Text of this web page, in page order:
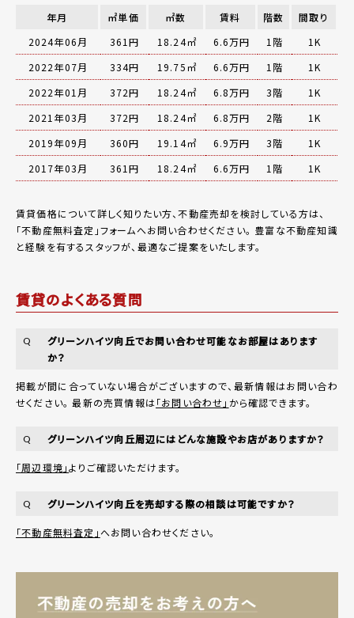
年月 ㎡単価 ㎡数 賃料 階数
間取り
2024年06月
361円 18.24㎡ 6.6万円 1階
1K
2022年07月
334円 19.75㎡ 6.6万円 1階
1K
2022年01月
372円 18.24㎡ 6.8万円 3階
1K
2021年03月
372円 18.24㎡ 6.8万円 2階
1K
2019年09月
360円 19.14㎡ 6.9万円 3階
1K
2017年03月
361円 18.24㎡ 6.6万円 1階 1K
賃貸価格について詳しく知りたい方、不動産売却を検討している方は、
「不動産無料査定 」フォームへお問い合わせください。 豊富な不動産知識
と経験を有するスタッフが、最適なご提案をいたします。
賃貸のよくある質問
Q
グリーンハイツ向丘でお問い合わせ可能なお部屋はあります
か？
掲載が間に合っていない場合がございますので、最新情報はお問い合わ
せください。 最新の売買情報は「お問い合わせ」 から確認できます。
Q グリーンハイツ向丘周辺にはどんな施設やお店がありますか？
「周辺環境」よりご確認いただけます。
Q グリーンハイツ向丘を売却する際の相談は可能ですか？
「不動産無料査定」へお問い合わせください。